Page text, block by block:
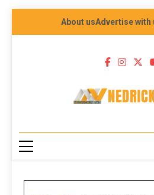
About usAdvertise with